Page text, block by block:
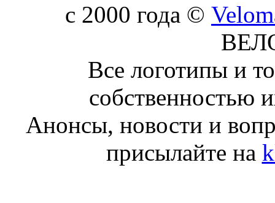
c 2000 года ©
Все логотипы и
собственностью
Анонсы, новости и
присылайте на